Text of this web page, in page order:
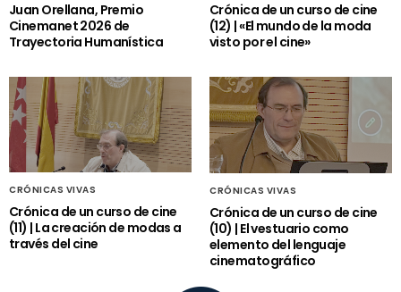
Juan Orellana, Premio
Cinemanet 2026 de
Trayectoria Humanística
Crónica de un curso de cine
(12) | «El mundo de la moda
visto por el cine»
CRÓNICAS VIVAS
Crónica de un curso de cine
(11) | La creación de modas a
través del cine
CRÓNICAS VIVAS
Crónica de un curso de cine
(10) | El vestuario como
elemento del lenguaje
cinematográfico